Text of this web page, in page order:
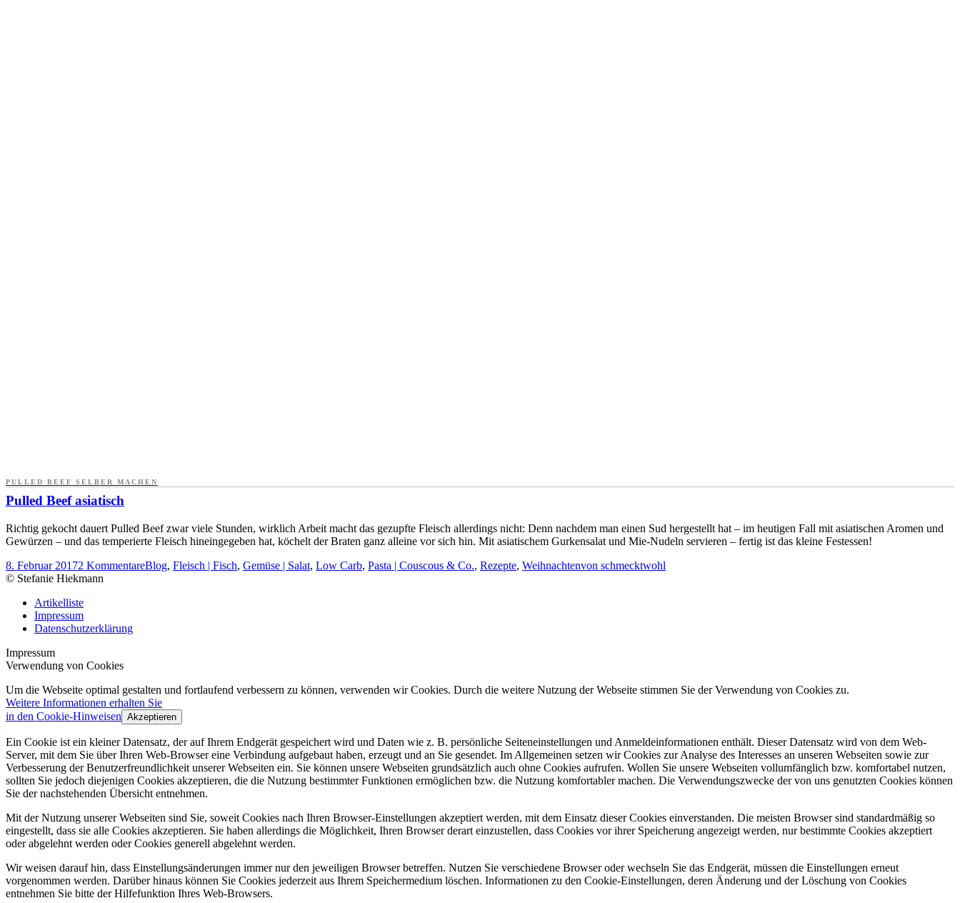
PULLED BEEF SELBER MACHEN
Pulled Beef asiatisch
Richtig gekocht dauert Pulled Beef zwar viele Stunden, wirklich Arbeit macht das gezupfte Fleisch allerdings nicht: Denn nachdem man einen Sud hergestellt hat – im heutigen Fall mit asiatischen Aromen und
Gewürzen – und das temperierte Fleisch hineingegeben hat, köchelt der Braten ganz alleine vor sich hin. Mit asiatischem Gurkensalat und Mie-Nudeln servieren – fertig ist das kleine Festessen!
8. Februar 20172 KommentareBlog, Fleisch | Fisch, Gemüse | Salat, Low Carb, Pasta | Couscous & Co., Rezepte, Weihnachtenvon schmecktwohl
© Stefanie Hiekmann
Artikelliste
Impressum
Datenschutzerklärung
Impressum
Verwendung von Cookies
Um die Webseite optimal gestalten und fortlaufend verbessern zu können, verwenden wir Cookies. Durch die weitere Nutzung der Webseite stimmen Sie der Verwendung von Cookies zu.
Weitere Informationen erhalten Sie
in den Cookie-Hinweisen Akzeptieren
Ein Cookie ist ein kleiner Datensatz, der auf Ihrem Endgerät gespeichert wird und Daten wie z. B. persönliche Seiteneinstellungen und Anmeldeinformationen enthält. Dieser Datensatz wird von dem Web-
Server, mit dem Sie über Ihren Web-Browser eine Verbindung aufgebaut haben, erzeugt und an Sie gesendet. Im Allgemeinen setzen wir Cookies zur Analyse des Interesses an unseren Webseiten sowie zur
Verbesserung der Benutzerfreundlichkeit unserer Webseiten ein. Sie können unsere Webseiten grundsätzlich auch ohne Cookies aufrufen. Wollen Sie unsere Webseiten vollumfänglich bzw. komfortabel nutzen,
sollten Sie jedoch diejenigen Cookies akzeptieren, die die Nutzung bestimmter Funktionen ermöglichen bzw. die Nutzung komfortabler machen. Die Verwendungszwecke der von uns genutzten Cookies können
Sie der nachstehenden Übersicht entnehmen.
Mit der Nutzung unserer Webseiten sind Sie, soweit Cookies nach Ihren Browser-Einstellungen akzeptiert werden, mit dem Einsatz dieser Cookies einverstanden. Die meisten Browser sind standardmäßig so
eingestellt, dass sie alle Cookies akzeptieren. Sie haben allerdings die Möglichkeit, Ihren Browser derart einzustellen, dass Cookies vor ihrer Speicherung angezeigt werden, nur bestimmte Cookies akzeptiert
oder abgelehnt werden oder Cookies generell abgelehnt werden.
Wir weisen darauf hin, dass Einstellungsänderungen immer nur den jeweiligen Browser betreffen. Nutzen Sie verschiedene Browser oder wechseln Sie das Endgerät, müssen die Einstellungen erneut
vorgenommen werden. Darüber hinaus können Sie Cookies jederzeit aus Ihrem Speichermedium löschen. Informationen zu den Cookie-Einstellungen, deren Änderung und der Löschung von Cookies
entnehmen Sie bitte der Hilfefunktion Ihres Web-Browsers.